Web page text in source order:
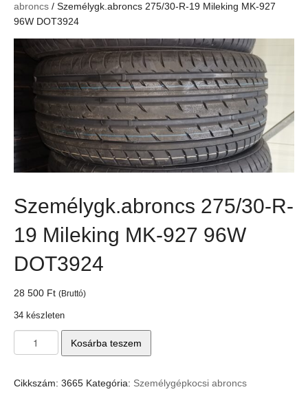
abroncs / Személygk.abroncs 275/30-R-19 Mileking MK-927
96W DOT3924
Személygk.abroncs 275/30-R-
19 Mileking MK-927 96W
DOT3924
28 500 Ft (Bruttó)
34 készleten
275/30-
19
Kosárba teszem
Cikkszám: 3665 Kategória: Személygépkocsi abroncs